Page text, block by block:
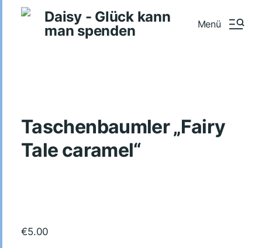
Daisy - Glück kann
man spenden
Menü
Taschenbaumler „Fairy
Tale caramel“
€5.00